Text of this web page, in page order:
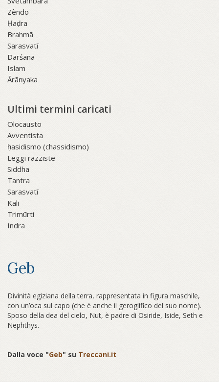
Zèndo
Ḥaḍra
Brahmā
Sarasvatī
Darśana
Islam
Ārāṇyaka
Ultimi termini caricati
Olocausto
Avventista
ḥasidismo (chassidismo)
Leggi razziste
Siddha
Tantra
Sarasvatī
Kali
Trimūrti
Indra
Geb
Divinità egiziana della terra, rappresentata in figura maschile,
con un’oca sul capo (che è anche il geroglifico del suo nome).
Sposo della dea del cielo, Nut, è padre di Osiride, Iside, Seth e
Nephthys.
Dalla voce "Geb" su Treccani.it